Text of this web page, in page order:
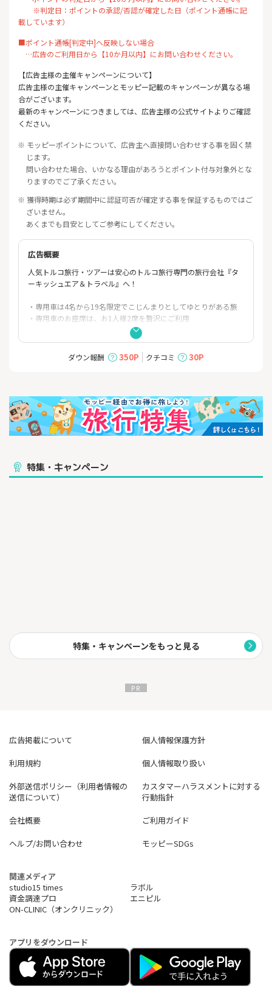
※判定日：ポイントの承認/否認が確定した日（ポイント通帳に記
載しています）
■ポイント通帳[判定中]へ反映しない場合
…広告のご利用日から【10か月以内】にお問い合わせください。
【広告主様の主催キャンペーンについて】
広告主様の主催キャンペーンとモッピー記載のキャンペーンが異なる場
合がございます。
最新のキャンペーンにつきましては、広告主様の公式サイトよりご確認
ください。
※ モッピーポイントについて、広告主へ直接問い合わせする事を固く禁
じます。
問い合わせた場合、いかなる理由があろうとポイント付与対象外とな
りますのでご了承ください。
※ 獲得時期は必ず期間中に認証可否が確定する事を保証するものではご
ざいません。
あくまでも目安としてご参考にしてください。
広告概要
人気トルコ旅行・ツアーは安心のトルコ旅行専門の旅行会社『タ
ーキッシュエア＆トラベル』へ！
・専用車は4名から19名限定でこじんまりとしてゆとりがある旅
・専用車のお座席は、お1人様2席を贅沢にご利用
・日本語が堪能なガイドと、日本人によるツアーデスクがお客様
の滞在をサポート
・全都市5つ星デラックスホテルにご宿泊
・カッパドキアは人気洞窟ホテルに2連泊！たくさんの洞窟ホテル
ダウン報酬 350P クチコミ 30P
特集・キャンペーン
特集・キャンペーンをもっと見る
広告掲載について
個人情報保護方針
利用規約
個人情報取り扱い
外部送信ポリシー（利用者情報の
送信について）
カスタマーハラスメントに対する
行動指針
会社概要
ご利用ガイド
ヘルプ/お問い合わせ
モッピーSDGs
関連メディア
studio15 times
ラボル
資金調達プロ
エニピル
ON-CLINIC（オンクリニック）
アプリをダウンロード